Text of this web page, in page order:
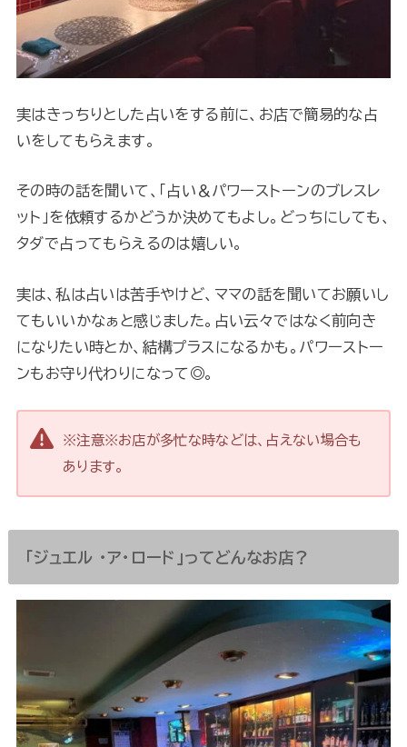
実はきっちりとした占いをする前に、お店で簡易的な占
いをしてもらえます。
その時の話を聞いて、「占い＆パワーストーンのブレスレ
ット」を依頼するかどうか決めてもよし。どっちにしても、
タダで占ってもらえるのは嬉しい。
実は、私は占いは苦手やけど、ママの話を聞いてお願いし
てもいいかなぁと感じました。占い云々ではなく前向き
になりたい時とか、結構プラスになるかも。パワーストー
ンもお守り代わりになって◎。
※注意※お店が多忙な時などは、占えない場合も
あります。
「ジュエル ・ア・ロード」ってどんなお店？